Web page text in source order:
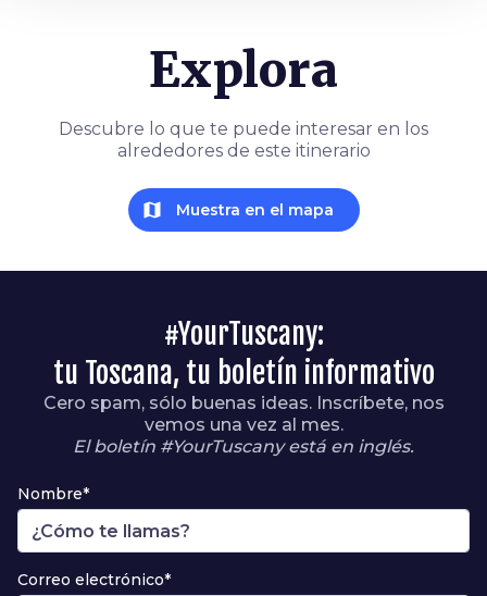
Explora
Descubre lo que te puede interesar en los
alrededores de este itinerario
map Muestra en el mapa
#YourTuscany:
tu Toscana, tu boletín informativo
Cero spam, sólo buenas ideas. Inscríbete, nos
vemos una vez al mes.
El boletín #YourTuscany está en inglés.
Nombre*
Correo electrónico*